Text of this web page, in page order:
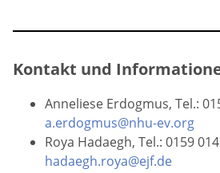
Kontakt und
Anneliese Erdogmus, Tel.:
a.erdogmus@nhu-ev.org
Roya Hadaegh, Tel.: 0159
hadaegh.roya@ejf.de